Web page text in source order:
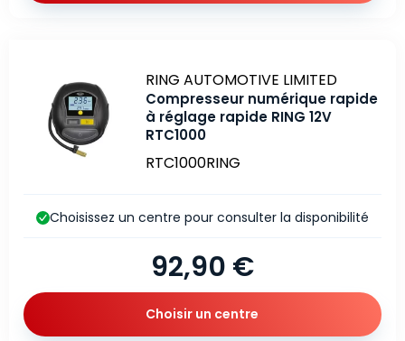
Marque
RING AUTOMOTIVE LIMITED
Compresseur numérique rapide
à réglage rapide RING 12V
RTC1000
RTC1000RING
92,90 €
Choisissez un centre pour consulter la disponibilité
Choisir un centre